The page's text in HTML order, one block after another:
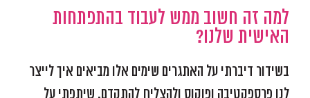
מכשוליםלמה זה חשוב ממש לעבוד בהתפתחות
האישית שלנו?
בשידור דיברתי על האתגרים שימים אלו מביאים איך לייצר
לנו פרספקטיבה ופוקוס ולהצליח להתקדם. שיתפתי על